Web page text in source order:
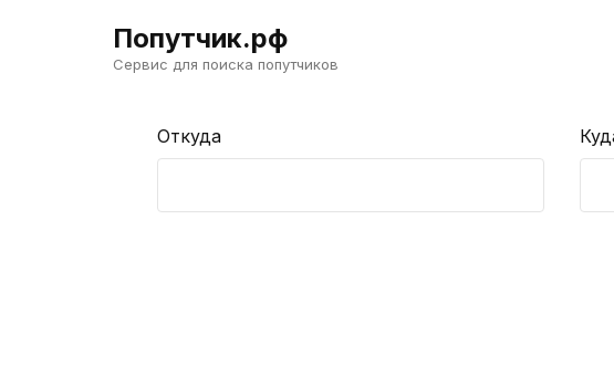
Попутчик.рф
Сервис для поиска попутчиков
Откуда